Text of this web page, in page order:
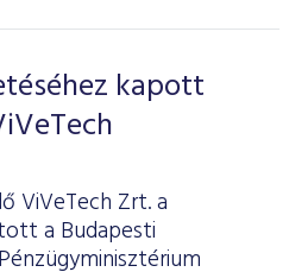
kapott
ViVeTech Zrt. a
a Budapesti